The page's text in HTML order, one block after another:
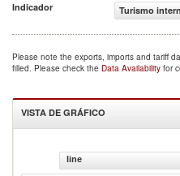
Indicador
Turismo
Please note the exports, imports and tariff
filled. Please check the Data Availability for
VISTA DE GRÁFICO
line